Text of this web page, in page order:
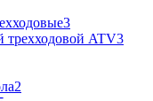
3
трехходовой ATV3
2